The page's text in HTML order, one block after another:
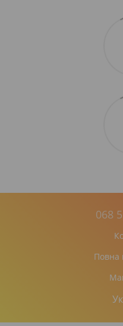
068
Повна